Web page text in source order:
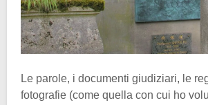
Le parole, i documenti giudiziari, le
fotografie (come quella con cui ho